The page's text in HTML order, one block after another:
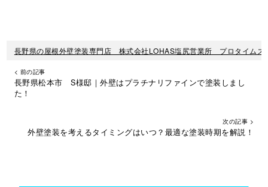
長野県の屋根外壁塗装専門店 株式会社LOHAS塩尻営業所 プロタイムズ
< 前の記事
長野県松本市 S様邸｜外壁はプラチナリファインで塗装しまし
た！
次の記事 >
外壁塗装を考えるタイミングはいつ？最適な塗装時期を解説！